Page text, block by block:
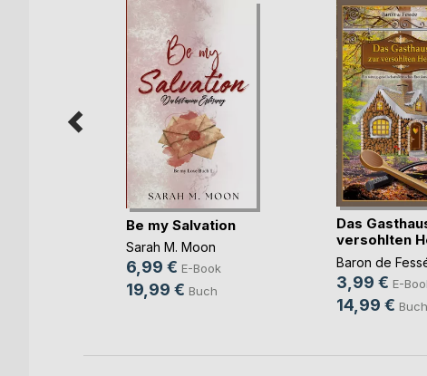
Be my Salvation
Sarah M. Moon
6,99 € E-Book
19,99 € Buch
Das
versohlten
Baron de
3,99 € E-
14,99 € Buch